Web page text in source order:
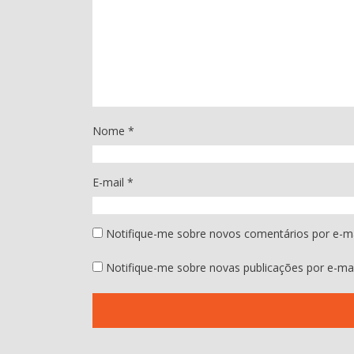
Nome *
E-mail *
Notifique-me sobre novos comentários por e-
Notifique-me sobre novas publicações por e-